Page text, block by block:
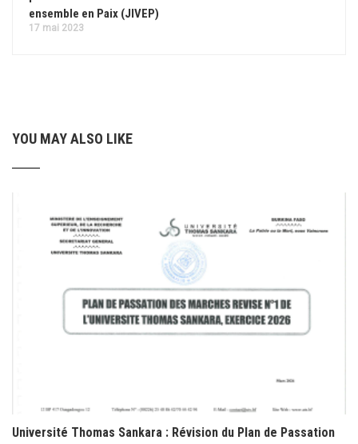
ensemble en Paix (JIVEP)
17 mai 2023
YOU MAY ALSO LIKE
Université Thomas Sankara : Révision du Plan de Passation